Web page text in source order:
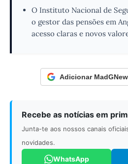
O Instituto Nacional de
o gestor das pensões em
acesso claras e novos
Adicionar
Recebe as notícias em
Junta-te aos nossos canais
novidades.
WhatsApp